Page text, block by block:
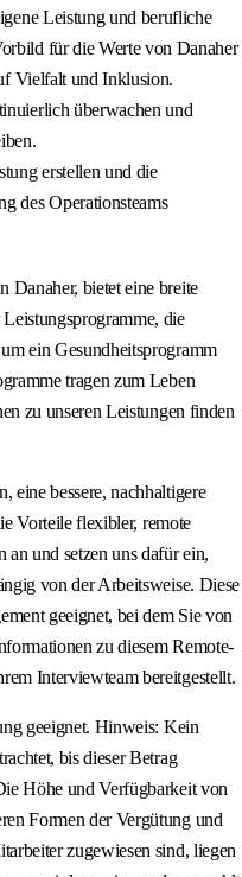
Leistung und berufliche
für die Werte von Danaher
Vielfalt und Inklusion.
überwachen und
erstellen und die
des Operationsteams
Danaher, bietet eine breite
die
ein Gesundheitsprogramm
tragen zum Leben
zu unseren Leistungen finden
eine bessere, nachhaltigere
Vorteile flexibler, remote
an und setzen uns dafür ein,
von der Arbeitsweise. Diese
geeignet, bei dem Sie von
zu diesem Remote-
Interviewteam bereitgestellt.
geeignet. Hinweis: Kein
bis dieser Betrag
Höhe und Verfügbarkeit von
Formen der Vergütung und
zugewiesen sind, liegen